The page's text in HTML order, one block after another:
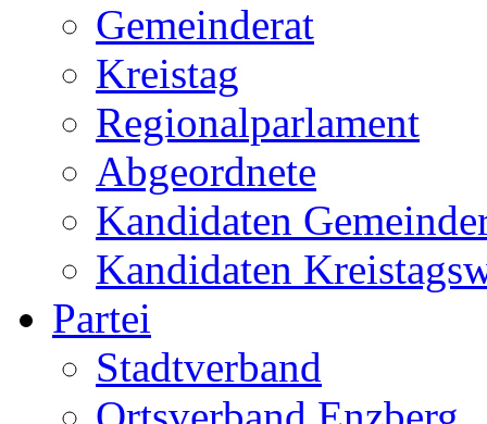
Gemeinderat
Kreistag
Regionalparlament
Abgeordnete
Kandidaten
Kandidaten
Partei
Stadtverband